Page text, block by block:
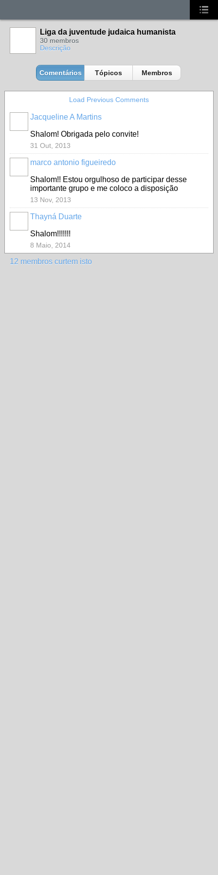
Liga da juventude judaica humanista
30 membros
Descrição
Comentários Tópicos Membros
Load Previous Comments
Jacqueline A Martins
Shalom! Obrigada pelo convite!
31 Out, 2013
marco antonio figueiredo
Shalom!! Estou orgulhoso de participar desse
importante grupo e me coloco a disposição
13 Nov, 2013
Thayná Duarte
Shalom!!!!!!!
8 Maio, 2014
12 membros curtem isto